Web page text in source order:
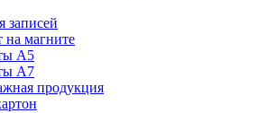
записей
на магните
А5
А7
продукция